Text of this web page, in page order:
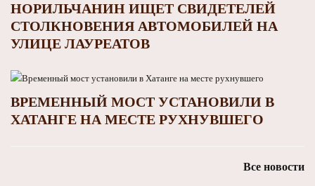
НОРИЛЬЧАНИН ИЩЕТ СВИДЕТЕЛЕЙ
СТОЛКНОВЕНИЯ АВТОМОБИЛЕЙ НА
УЛИЦЕ ЛАУРЕАТОВ
ВРЕМЕННЫЙ МОСТ УСТАНОВИЛИ В
ХАТАНГЕ НА МЕСТЕ РУХНУВШЕГО
Все новости